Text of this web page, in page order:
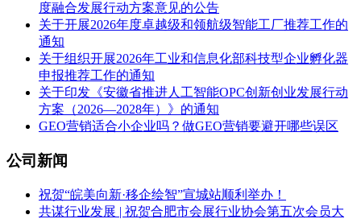
度融合发展行动方案意见的公告
关于开展2026年度卓越级和领航级智能工厂推荐工作的
通知
关于组织开展2026年工业和信息化部科技型企业孵化器
申报推荐工作的通知
关于印发《安徽省推进人工智能OPC创新创业发展行动
方案（2026—2028年）》的通知
GEO营销适合小企业吗？做GEO营销要避开哪些误区
公司新闻
祝贺“皖美向新·移企绘智”宣城站顺利举办！
共谋行业发展 | 祝贺合肥市会展行业协会第五次会员大